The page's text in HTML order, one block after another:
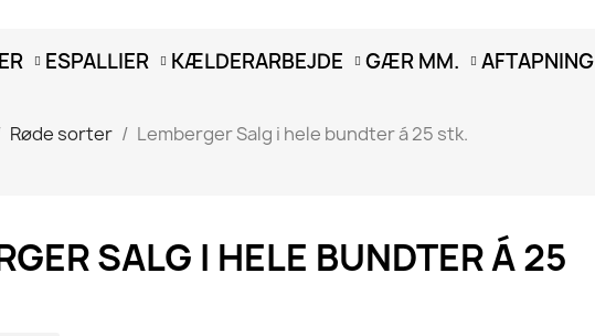
ESPALLIER KÆLDERARBEJDE GÆR MM. AFTAPNING
Røde sorter Lemberger Salg i hele bundter á 25 stk.
SALG I HELE BUNDTER Á 25